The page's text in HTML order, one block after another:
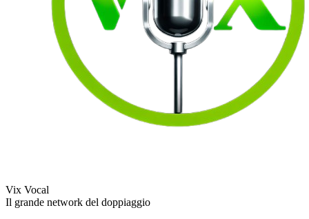
Vix Vocal
Il grande network del doppiaggio